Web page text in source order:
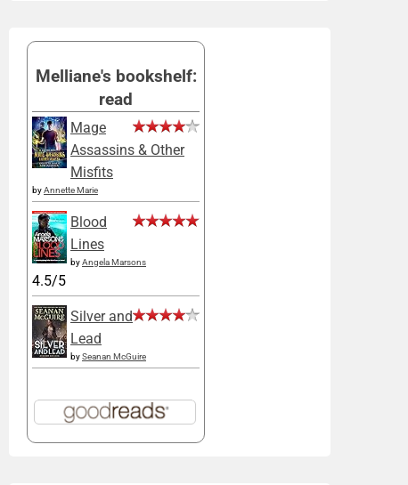
Melliane's bookshelf:
read
Mage
Assassins & Other
Misfits
byAnnette Marie
Blood
Lines
byAngela Marsons
4.5/5
Silver and
Lead
bySeanan McGuire